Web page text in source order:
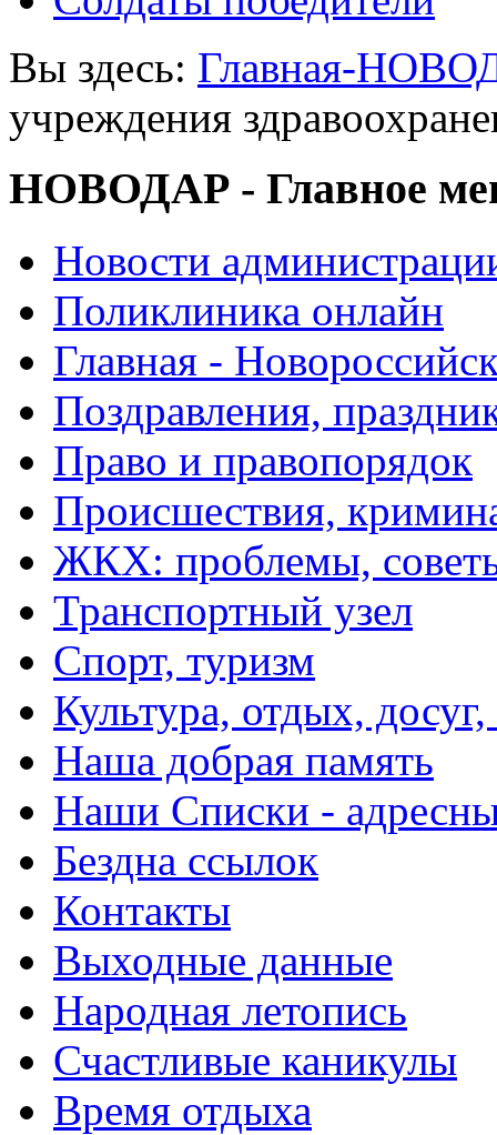
Вы здесь: Главная-
учреждения
НОВОДАР - Главное
Новости
Поликлиника онлайн
Главная -
Поздравления,
Право и правопорядок
Происшествия,
ЖКХ: проблемы,
Транспортный узел
Спорт, туризм
Культура, отдых,
Наша добрая память
Наши Списки -
Бездна ссылок
Контакты
Выходные данные
Народная летопись
Счастливые каникулы
Время отдыха